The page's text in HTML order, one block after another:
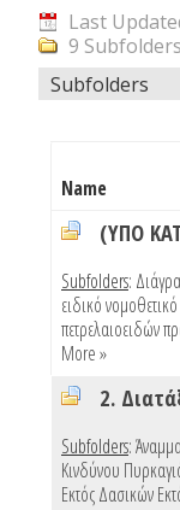
Last
9 Subfolders
Subfolders
Name
(ΥΠΟ
Subfolders:
ειδικό
πετρελαιοειδών
More »
Subfolders:
Κινδύνου
Εκτός Δασικών